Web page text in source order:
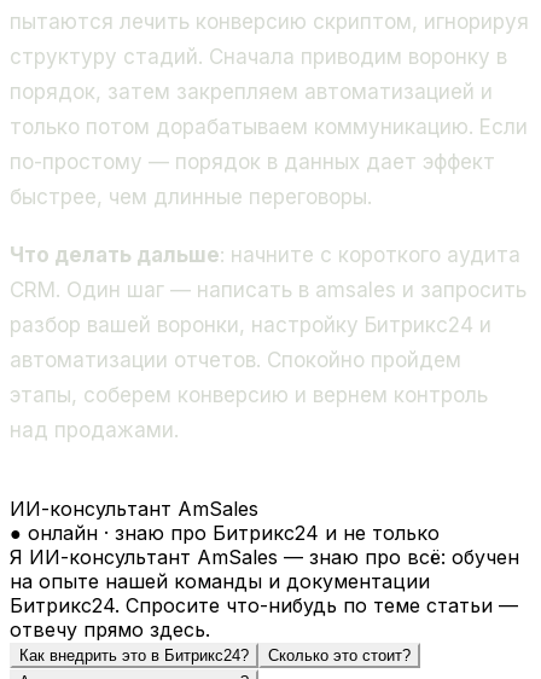
пытаются лечить конверсию скриптом, игнорируя
структуру стадий. Сначала приводим воронку в
порядок, затем закрепляем автоматизацией и
только потом дорабатываем коммуникацию. Если
по-простому — порядок в данных дает эффект
быстрее, чем длинные переговоры.
Что делать дальше: начните с короткого аудита
CRM. Один шаг — написать в amsales и запросить
разбор вашей воронки, настройку Битрикс24 и
автоматизации отчетов. Спокойно пройдем
этапы, соберем конверсию и вернем контроль
над продажами.
ИИ-консультант AmSales
● онлайн · знаю про Битрикс24 и не только
Я ИИ-консультант AmSales — знаю про всё: обучен
на опыте нашей команды и документации
Битрикс24. Спросите что-нибудь по теме статьи —
отвечу прямо здесь.
Как внедрить это в Битрикс24?
Сколько это стоит?